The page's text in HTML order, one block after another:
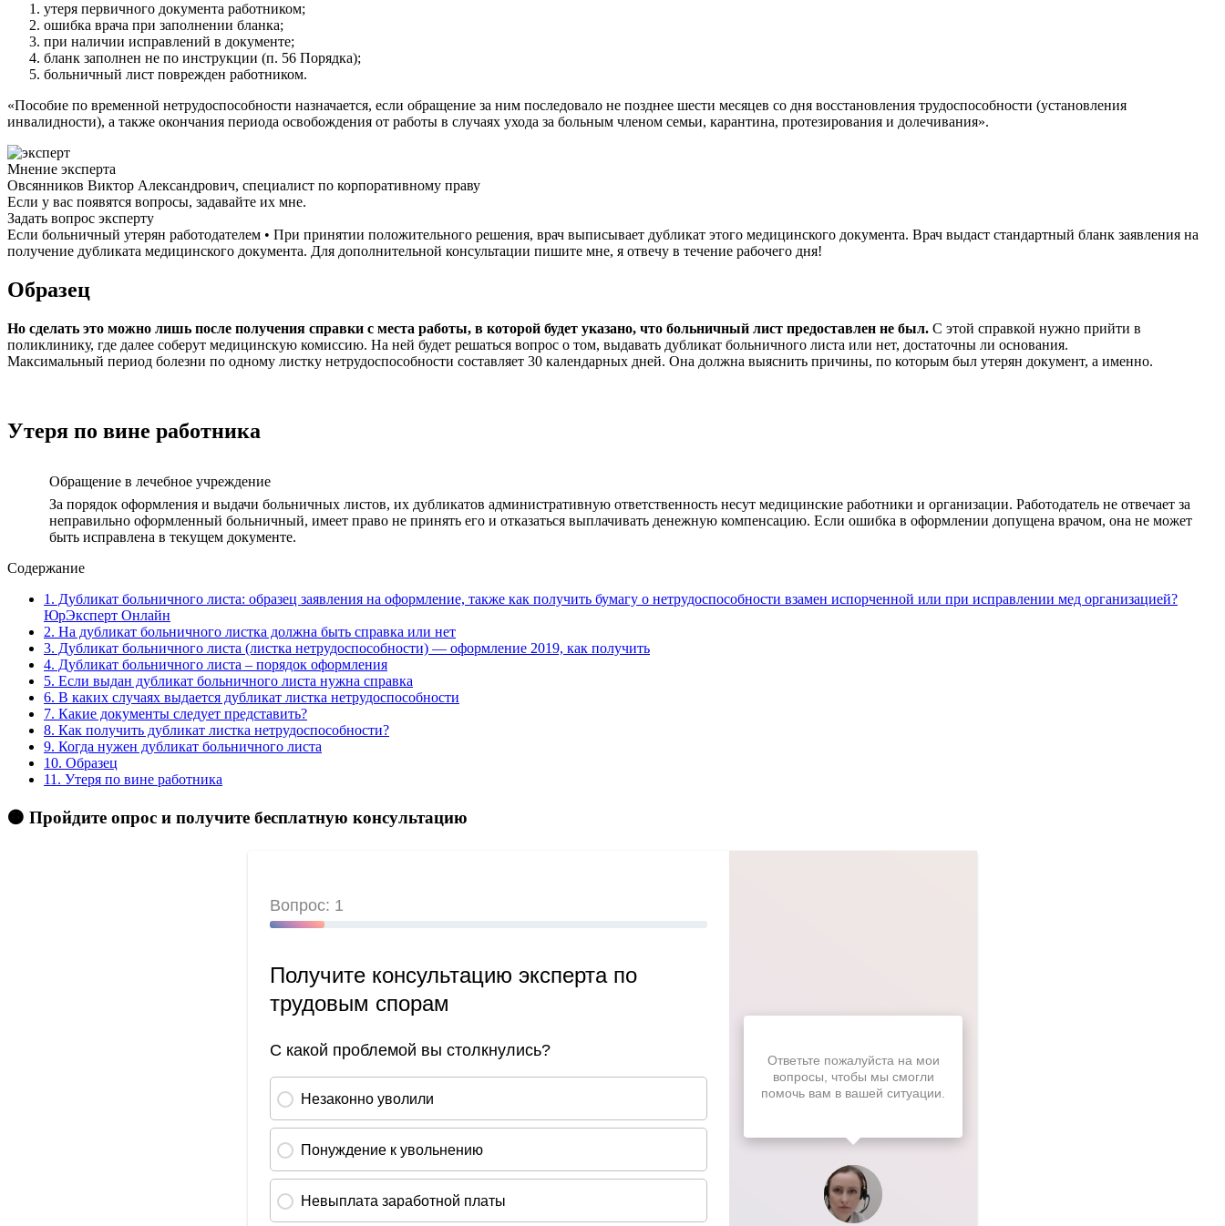
утеря первичного документа работником;
ошибка врача при заполнении бланка;
при наличии исправлений в документе;
бланк заполнен не по инструкции (п. 56 Порядка);
больничный лист поврежден работником.
«Пособие по временной нетрудоспособности назначается, если обращение за ним последовало не позднее шести месяцев со дня восстановления трудоспособности (установления
инвалидности), а также окончания периода освобождения от работы в случаях ухода за больным членом семьи, карантина, протезирования и долечивания».
Мнение эксперта
Овсянников Виктор Александрович, специалист по корпоративному праву
Если у вас появятся вопросы, задавайте их мне.
Задать вопрос эксперту
Если больничный утерян работодателем • При принятии положительного решения, врач выписывает дубликат этого медицинского документа. Врач выдаст стандартный бланк заявления на
получение дубликата медицинского документа. Для дополнительной консультации пишите мне, я отвечу в течение рабочего дня!
Образец
Но сделать это можно лишь после получения справки с места работы, в которой будет указано, что больничный лист предоставлен не был. С этой справкой нужно прийти в
поликлинику, где далее соберут медицинскую комиссию. На ней будет решаться вопрос о том, выдавать дубликат больничного листа или нет, достаточны ли основания.
Максимальный период болезни по одному листку нетрудоспособности составляет 30 календарных дней. Она должна выяснить причины, по которым был утерян документ, а именно.
Утеря по вине работника
Обращение в лечебное учреждение
За порядок оформления и выдачи больничных листов, их дубликатов административную ответственность несут медицинские работники и организации. Работодатель не отвечает за
неправильно оформленный больничный, имеет право не принять его и отказаться выплачивать денежную компенсацию. Если ошибка в оформлении допущена врачом, она не может
быть исправлена в текущем документе.
Содержание
1. Дубликат больничного листа: образец заявления на оформление, также как получить бумагу о нетрудоспособности взамен испорченной или при исправлении мед организацией?
ЮрЭксперт Онлайн
2. На дубликат больничного листка должна быть справка или нет
3. Дубликат больничного листа (листка нетрудоспособности) — оформление 2019, как получить
4. Дубликат больничного листа – порядок оформления
5. Если выдан дубликат больничного листа нужна справка
6. В каких случаях выдается дубликат листка нетрудоспособности
7. Какие документы следует представить?
8. Как получить дубликат листка нетрудоспособности?
9. Когда нужен дубликат больничного листа
10. Образец
11. Утеря по вине работника
🟠 Пройдите опрос и получите бесплатную консультацию